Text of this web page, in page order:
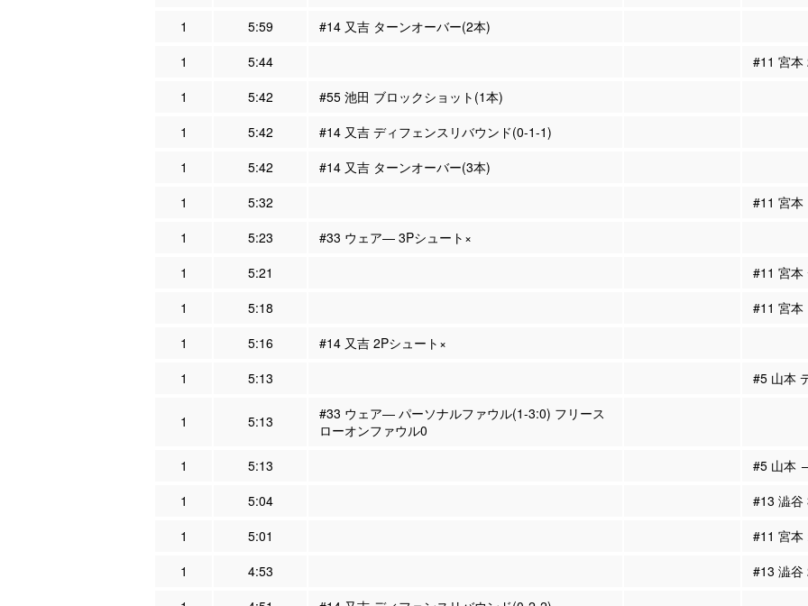
1
5:59
#14 又吉 ターンオーバー(2本)
1
5:44
#11 宮本
1
5:42
#55 池田 ブロックショット(1本)
1
5:42
#14 又吉 ディフェンスリバウンド(0-1-1)
1
5:42
#14 又吉 ターンオーバー(3本)
1
5:32
#11 宮本
1
5:23
#33 ウェア― 3Pシュート×
1
5:21
#11 宮本
1
5:18
#11 宮本
1
5:16
#14 又吉 2Pシュート×
1
5:13 #5 山本
1 5:13
#33 ウェア― パーソナルファウル(1-3:0) フリース
ローオンファウル0
1
5:13
#5 山本
1
5:04
#13 澁谷
1
5:01
#11 宮本
1
4:53
#13 澁谷